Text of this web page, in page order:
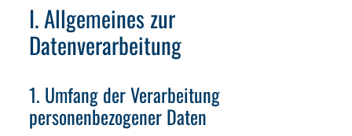
I. Allgemeines zur
Datenverarbeitung
1. Umfang der Verarbeitung
personenbezogener Daten